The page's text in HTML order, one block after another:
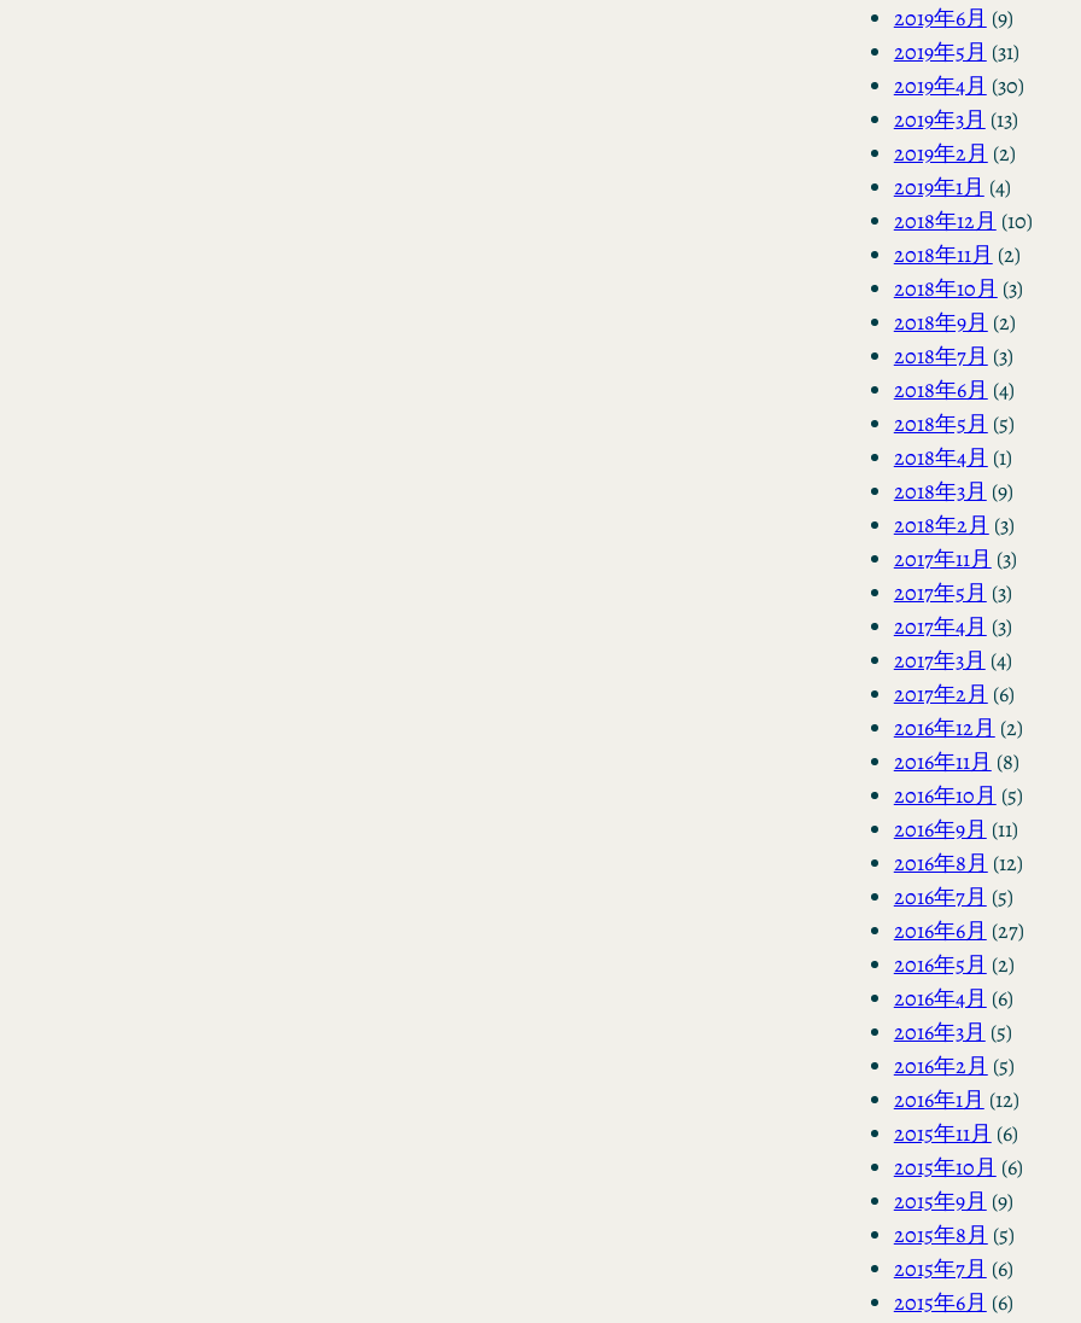
2019年6月 (9)
2019年5月 (31)
2019年4月 (30)
2019年3月 (13)
2019年2月 (2)
2019年1月 (4)
2018年12月 (10)
2018年11月 (2)
2018年10月 (3)
2018年9月 (2)
2018年7月 (3)
2018年6月 (4)
2018年5月 (5)
2018年4月 (1)
2018年3月 (9)
2018年2月 (3)
2017年11月 (3)
2017年5月 (3)
2017年4月 (3)
2017年3月 (4)
2017年2月 (6)
2016年12月 (2)
2016年11月 (8)
2016年10月 (5)
2016年9月 (11)
2016年8月 (12)
2016年7月 (5)
2016年6月 (27)
2016年5月 (2)
2016年4月 (6)
2016年3月 (5)
2016年2月 (5)
2016年1月 (12)
2015年11月 (6)
2015年10月 (6)
2015年9月 (9)
2015年8月 (5)
2015年7月 (6)
2015年6月 (6)